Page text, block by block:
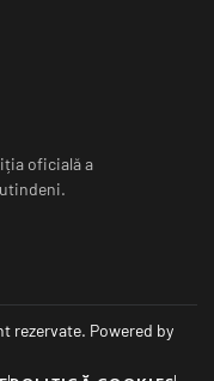
oficială a
rezervate. Powered by